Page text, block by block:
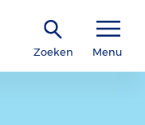
Zoeken Menu